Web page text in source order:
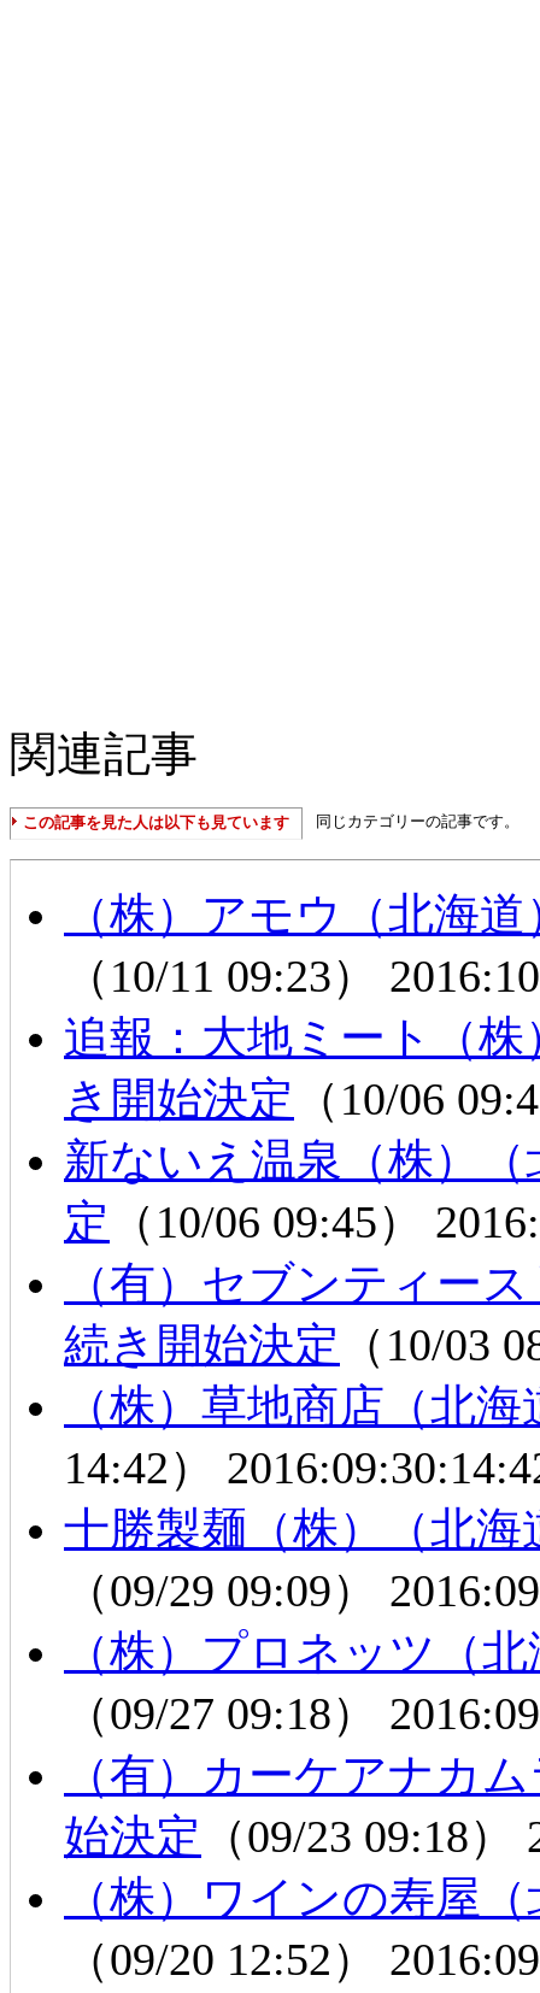
関連記事
この記事を見た人は以下も見ています 同じカテゴリーの記事です。
（株）アモウ（北海
（10/11 09:23）
追報：大地ミート（
き開始決定 （10/06
新ないえ温泉（株）
定 （10/06 09:45）
（有）セブンティー
続き開始決定 （10/03
（株）草地商店（北
14:42）
十勝製麺（株）（北
（09/29 09:09）
（株）プロネッツ（
（09/27 09:18）
（有）カーケアナカ
始決定 （09/23 09:18）
（株）ワインの寿屋
（09/20 12:52）